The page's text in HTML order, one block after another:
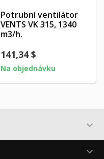
Potrubní ventilátor
VENTS VK 315, 1340
m3/h.
141,34 $
Na objednávku

